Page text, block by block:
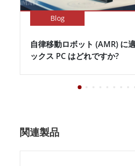
Blog
自律移動ロボット (AMR) に
ックス PC はどれですか?
関連製品